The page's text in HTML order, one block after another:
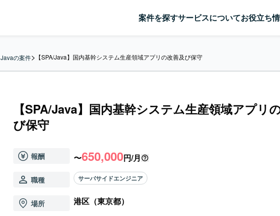
案件を探すサービスについてお役立ち
Javaの案件> 【SPA/Java】国内基幹システム生産領域アプリの改善及び保守
【SPA/Java】国内基幹システム生産領域アプリ
び保守
報酬 〜650,000円/月
職種 サーバサイドエンジニア
場所 港区（東京都）